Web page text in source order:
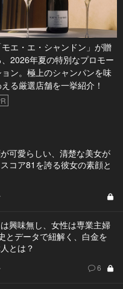
モエ・エ・シャンドン」が贈
、2026年夏の特別なプロモー
ョン。極上のシャンパンを味
える厳選店舗を一挙紹介！
可愛らしい、清楚な美女が
コア81を誇る彼女の素顔と
興味無し、女性は専業主婦
データで紐解く、白金を
とは？
6